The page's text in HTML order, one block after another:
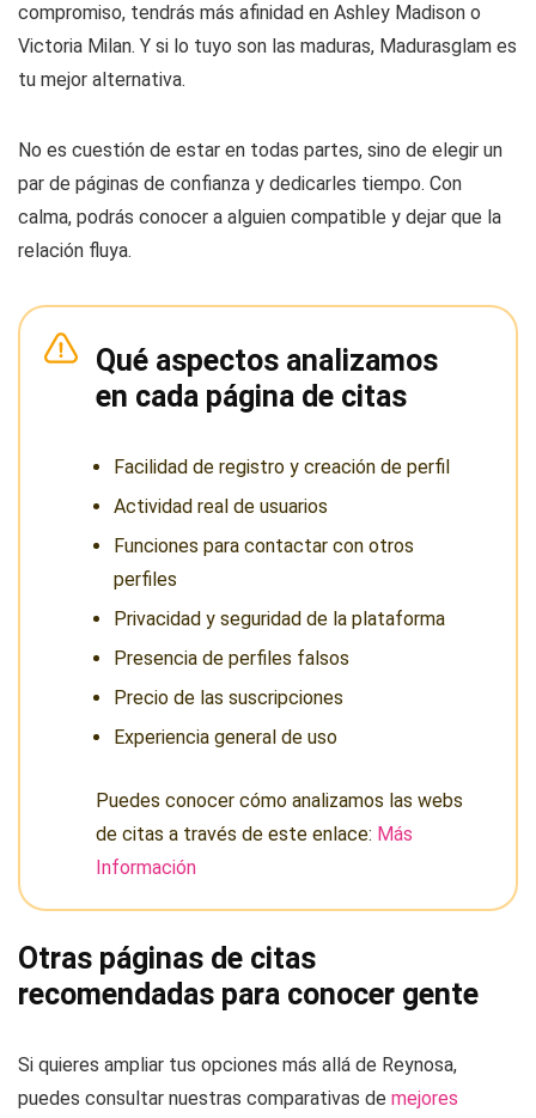
compromiso, tendrás más afinidad en Ashley Madison o
Victoria Milan. Y si lo tuyo son las maduras, Madurasglam es
tu mejor alternativa.
No es cuestión de estar en todas partes, sino de elegir un
par de páginas de confianza y dedicarles tiempo. Con
calma, podrás conocer a alguien compatible y dejar que la
relación fluya.
Qué aspectos analizamos
en cada página de citas
Facilidad de registro y creación de perfil
Actividad real de usuarios
Funciones para contactar con otros
perfiles
Privacidad y seguridad de la plataforma
Presencia de perfiles falsos
Precio de las suscripciones
Experiencia general de uso
Puedes conocer cómo analizamos las webs
de citas a través de este enlace: Más
Información
Otras páginas de citas
recomendadas para conocer gente
Si quieres ampliar tus opciones más allá de Reynosa,
puedes consultar nuestras comparativas de mejores